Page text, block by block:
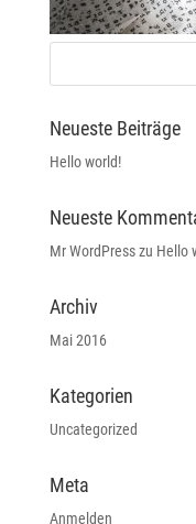
Neueste Beiträge
Hello world!
Neueste
Mr WordPresszu Hello
Archiv
Mai 2016
Kategorien
Uncategorized
Meta
Anmelden